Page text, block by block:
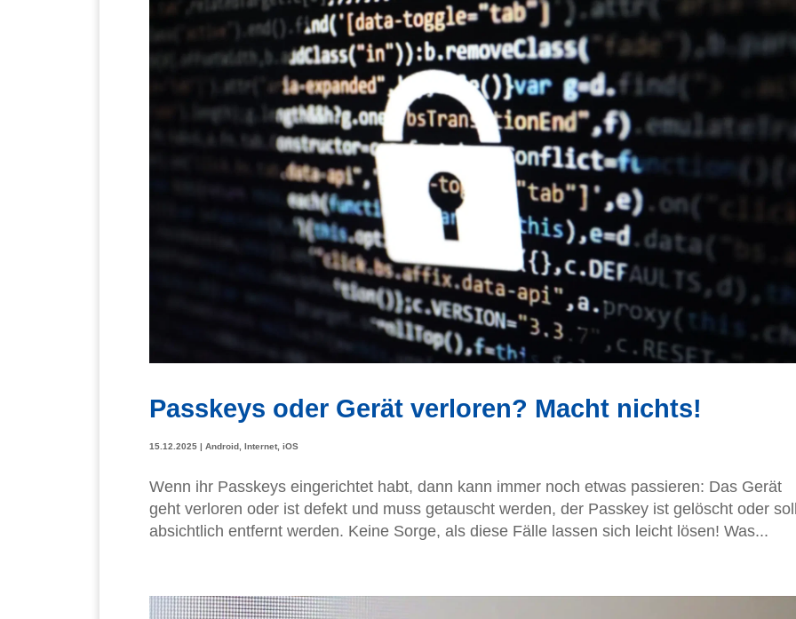
Passkeys oder Gerät verloren? Macht nichts!
15.12.2025 | Android Internet iOS
Wenn ihr Passkeys eingerichtet habt, dann kann immer noch etwas passieren: Das Gerät
geht verloren oder ist defekt und muss getauscht werden, der Passkey ist gelöscht oder
absichtlich entfernt werden. Keine Sorge, als diese Fälle lassen sich leicht lösen! Was...